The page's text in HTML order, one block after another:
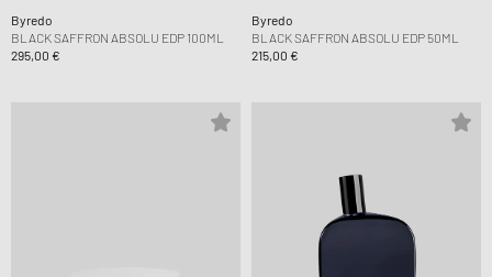
Byredo
BLACK SAFFRON ABSOLU EDP 100ML
295,00 €
Byredo
BLACK SAFFRON ABSOLU EDP 50ML
215,00 €